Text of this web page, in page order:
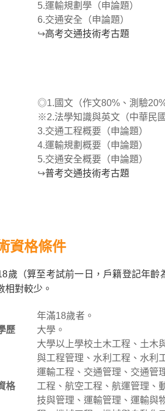
5.運輸規劃學（申論題）
6.交通安全（申論題）
↪高考交通技術考古題
◎1.國文（作文80%、測驗
※2.法學知識與英文（中華民
3.交通工程概要（申論題）
4.運輸規劃概要（申論題）
5.交通安全概要（申論題）
↪普考交通技術考古題
資格條件
歲（算至考試前一日，戶籍登記年
相對較少。
年滿18歲者。
歷 大學。
格
大學以上學校土木工程、土木
與工程管理、水利工程、水利
運輸工程、交通管理、交通管
工程、航空工程、航運管理、
技與管理、運輸管理、運輸與